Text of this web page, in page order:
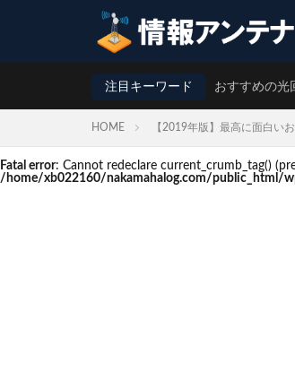
注目キーワード おすすめの光
HOME 【2019年版】最高に面白い
Fatal error: Cannot redeclare current_crumb_tag()
/home/xb022160/nakamahalog.com/